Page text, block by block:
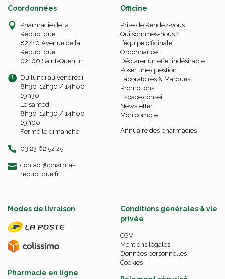
Coordonnées
Pharmacie de la
République
82/10 Avenue de la
République
02100 Saint-Quentin
Du lundi au vendredi
8h30-12h30 / 14h00-
19h30
Le samedi
8h30-12h30 / 14h00-
19h00
Fermé le dimanche
03 23 62 52 25
contact-
@-
pharma-
republique.fr
Officine
Prise de Rendez-vous
Qui sommes-nous ?
L’équipe officinale
Ordonnance
Déclarer un effet indésirable
Poser une question
Laboratoires & Marques
Promotions
Espace conseil
Newsletter
Mon compte
Annuaire des pharmacies
Modes de livraison
Pharmacie en ligne
Conditions générales & vie
privée
CGV
Mentions légales
Données personnelles
Cookies